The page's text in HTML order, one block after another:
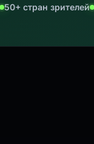
50+ стран зрителей